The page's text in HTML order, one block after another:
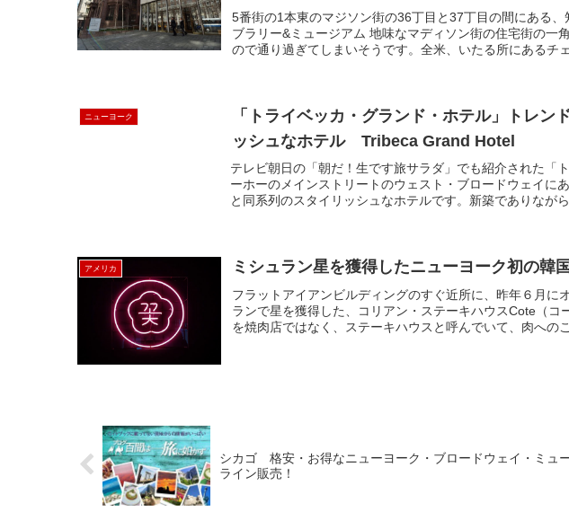
5番街の1本東のマジソン街の36丁目と37丁目の間にある
ブラリー&ミュージアム 地味なマディソン街の住宅街の一
ので通り過ぎてしまいそうです。全米、いたる所にあるチ
ニューヨーク
「トライベッカ・グランド・ホテル」トレン
ッシュなホテル Tribeca Grand Hotel
テレビ朝日の「朝だ！生です旅サラダ」でも紹介された「
ーホーのメインストリートのウェスト・ブロードウェイに
と同系列のスタイリッシュなホテルです。新築でありなが
アメリカ ミシュラン星を獲得したニューヨーク初の韓
フラットアイアンビルディングのすぐ近所に、昨年６月に
ランで星を獲得した、コリアン・ステーキハウスCote（コ
を焼肉店ではなく、ステーキハウスと呼んでいて、肉への
シカゴ 格安・お得なニューヨーク・ブロードウェイ・ミュ
ライン販売！